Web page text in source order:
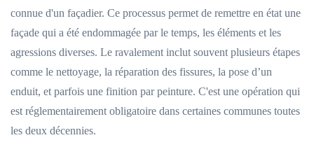
connue d'un façadier. Ce processus permet de remettre en état une
façade qui a été endommagée par le temps, les éléments et les
agressions diverses. Le ravalement inclut souvent plusieurs étapes
comme le nettoyage, la réparation des fissures, la pose d’un
enduit, et parfois une finition par peinture. C'est une opération qui
est réglementairement obligatoire dans certaines communes toutes
les deux décennies.